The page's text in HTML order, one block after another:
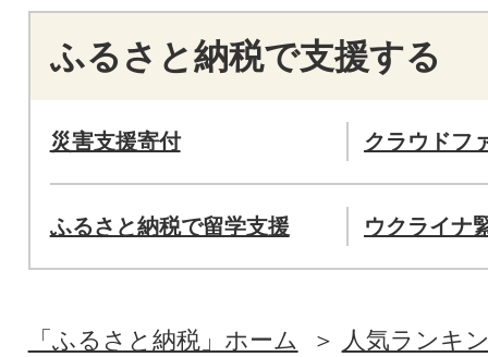
ふるさと納税で支援する
災害支援寄付 クラウドフ
ふるさと納税で留学支援 ウクライナ
「ふるさと納税」ホーム
人気ランキ